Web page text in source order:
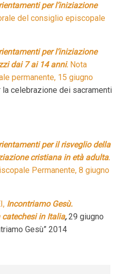
per l’iniziazione
del consiglio episcopale
per l’iniziazione
dai 7 ai 14 anni. Nota
permanente, 15 giugno
celebrazione dei sacramenti
per il risveglio della
cristiana in età adulta.
Permanente, 8 giugno
Incontriamo Gesù.
catechesi in Italia,29 giugno
Gesù” 2014